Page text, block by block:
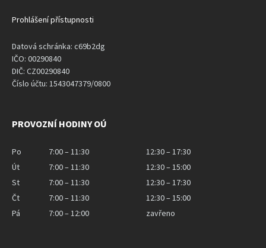
Prohlášení přístupnosti
Datová schránka: c69b2dg
IČO: 00290840
DIČ: CZ00290840
Číslo účtu: 1543047379/0800
PROVOZNÍ HODINY OÚ
Po 7:00 – 11:30
12:30 – 17:30
Út
7:00 – 11:30
12:30 – 15:00
St
7:00 – 11:30
12:30 – 17:30
Čt
7:00 – 11:30
12:30 – 15:00
Pá
7:00 – 12:00 zavřeno